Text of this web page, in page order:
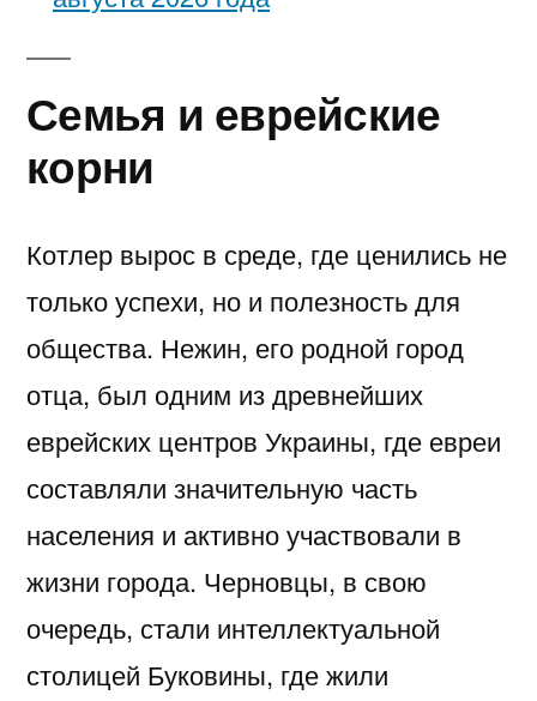
Семья и еврейские
корни
Котлер вырос в среде, где ценились не
только успехи, но и полезность для
общества. Нежин, его родной город
отца, был одним из древнейших
еврейских центров Украины, где евреи
составляли значительную часть
населения и активно участвовали в
жизни города. Черновцы, в свою
очередь, стали интеллектуальной
столицей Буковины, где жили